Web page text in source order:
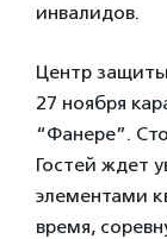
инвалидов.
Центр
27 ноября
“Фанере”.
Гостей ждет
элементами
время,